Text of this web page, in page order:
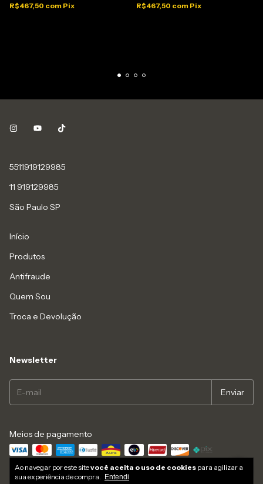
Ao navegar por este sitevocê aceita o uso de cookies para agilizar a
sua experiência de compra.
Entendi
R$467,50 com Pix R$467,50 com Pix
5511919129985
11 919129985
São Paulo SP
Início
Produtos
Antifraude
Quem Sou
Troca e Devolução
Newsletter
Meios de pagamento
Meios de envio